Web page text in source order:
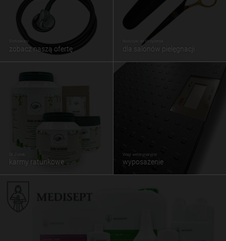
Stetoskopy
zobacz naszą ofertę
Nożczyki do strzyżenia
dla salonów pielęgnacji
Dr Ziętek
karmy ratunkowe
Wagi weterynaryjne
wyposażenie